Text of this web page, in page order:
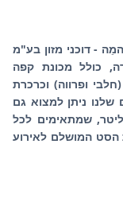
- דוכני מזון בע"מ
כולל מכונת קפה
ופרווה) וכרכרת
ניתן למצוא גם
מייחמים בנפחים שונים, כולל 9 ליטר ו-50 ליטר, שמתאימים לכל
הסט המושלם לאירוע